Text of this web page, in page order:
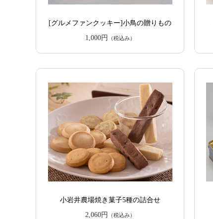
[グルメファンクッキー]小鳥の贈りもの
1,000円
（税込み）
小岩井農場焼き菓子5種の詰合せ
2,060円
（税込み）